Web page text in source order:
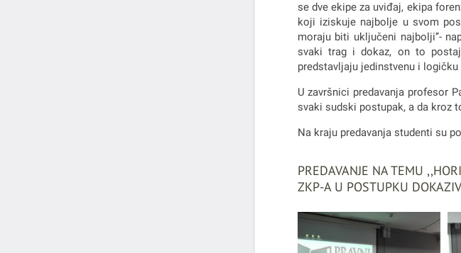
se dve ekipe za uviđaj, ekipa
koji iziskuje najbolje u svom
moraju biti uključeni najbolji’’-
svaki trag i dokaz, on to
predstavljaju jedinstvenu i logičku
U završnici predavanja profesor
svaki sudski postupak, a da kroz
Na kraju predavanja studenti su
PREDAVANJE NA TEMU
ZKP-A U POSTUPKU